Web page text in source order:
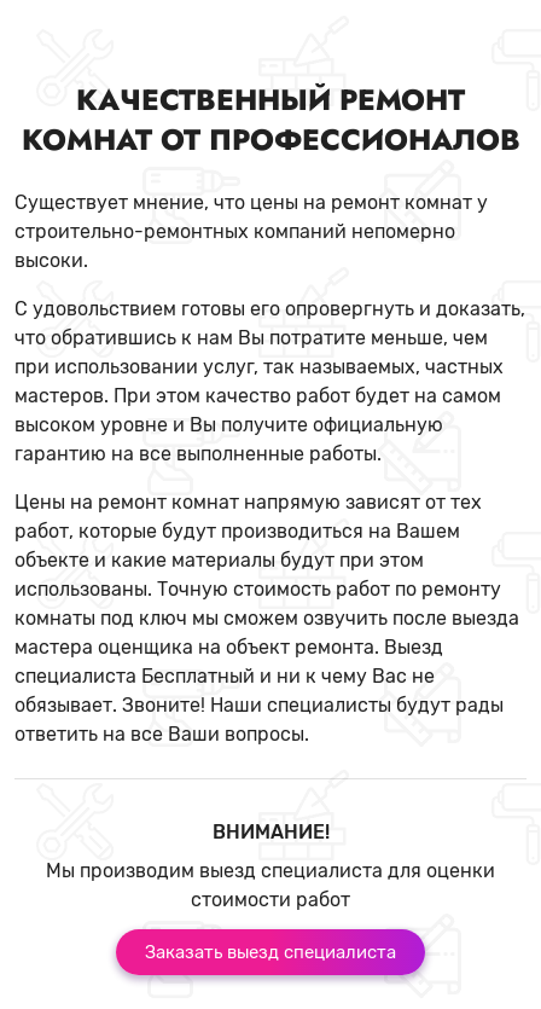
КАЧЕСТВЕННЫЙ РЕМОНТ
КОМНАТ ОТ ПРОФЕССИОНАЛОВ
Существует мнение, что цены на ремонт комнат у
строительно-ремонтных компаний непомерно
высоки.
С удовольствием готовы его опровергнуть и доказать,
что обратившись к нам Вы потратите меньше, чем
при использовании услуг, так называемых, частных
мастеров. При этом качество работ будет на самом
высоком уровне и Вы получите официальную
гарантию на все выполненные работы.
Цены на ремонт комнат напрямую зависят от тех
работ, которые будут производиться на Вашем
объекте и какие материалы будут при этом
использованы. Точную стоимость работ по ремонту
комнаты под ключ мы сможем озвучить после выезда
мастера оценщика на объект ремонта. Выезд
специалиста Бесплатный и ни к чему Вас не
обязывает. Звоните! Наши специалисты будут рады
ответить на все Ваши вопросы.
ВНИМАНИЕ!
Мы производим выезд специалиста для оценки
стоимости работ
Заказать выезд специалиста